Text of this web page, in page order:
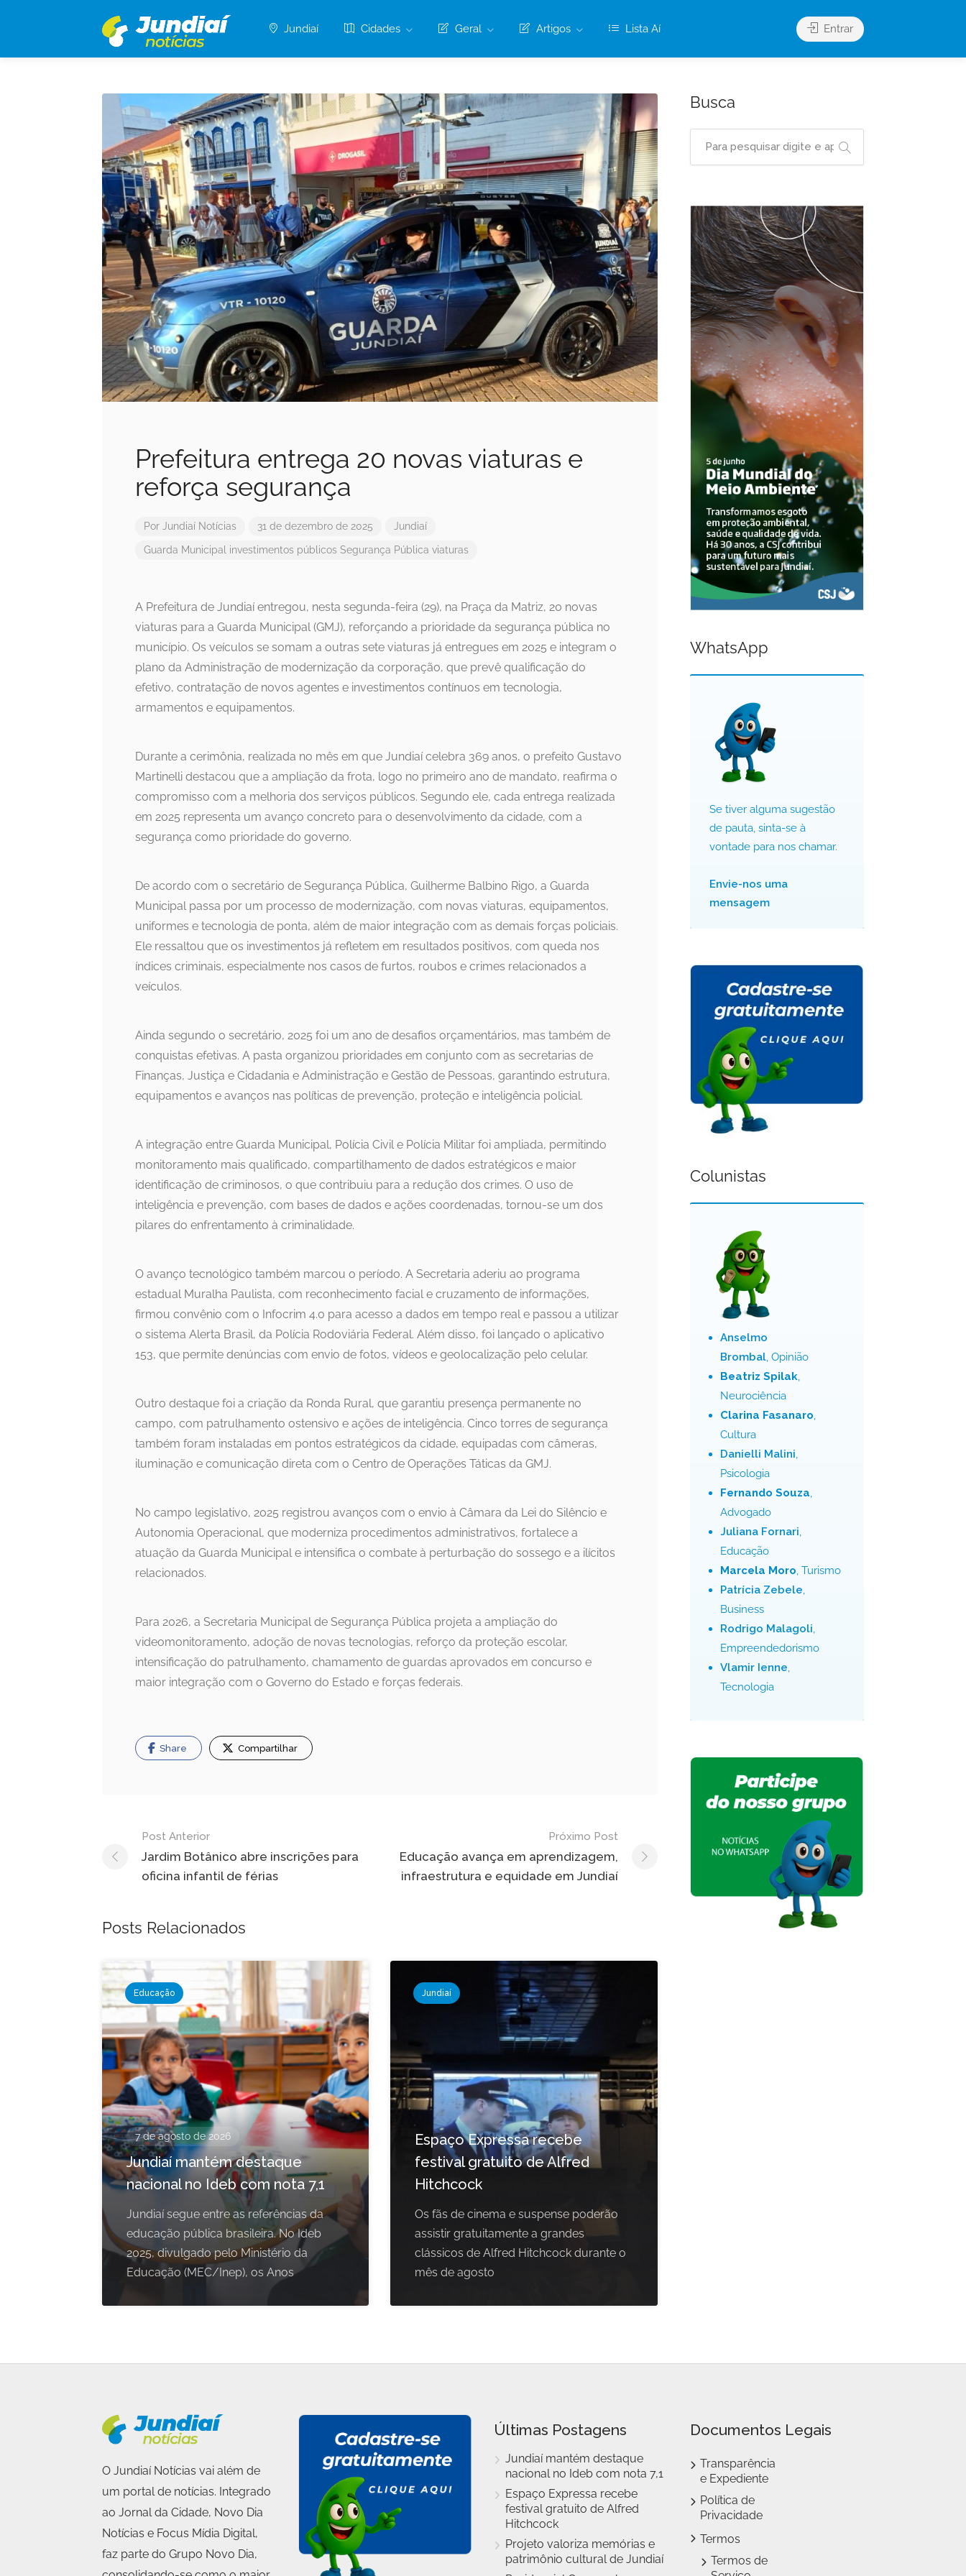
Jundiaí Cidades Geral Artigos Lista Aí Entrar
Prefeitura entrega 20 novas viaturas e
reforça segurança
Por Jundiaí Notícias 31 de dezembro de 2025 Jundiaí
Guarda Municipal investimentos públicos Segurança Pública viaturas
A Prefeitura de Jundiaí entregou, nesta segunda-feira (29), na Praça da Matriz, 20 novas
viaturas para a Guarda Municipal (GMJ), reforçando a prioridade da segurança pública no
município. Os veículos se somam a outras sete viaturas já entregues em 2025 e integram o
plano da Administração de modernização da corporação, que prevê qualificação do
efetivo, contratação de novos agentes e investimentos contínuos em tecnologia,
armamentos e equipamentos.
Durante a cerimônia, realizada no mês em que Jundiaí celebra 369 anos, o prefeito Gustavo
Martinelli destacou que a ampliação da frota, logo no primeiro ano de mandato, reafirma o
compromisso com a melhoria dos serviços públicos. Segundo ele, cada entrega realizada
em 2025 representa um avanço concreto para o desenvolvimento da cidade, com a
segurança como prioridade do governo.
De acordo com o secretário de Segurança Pública, Guilherme Balbino Rigo, a Guarda
Municipal passa por um processo de modernização, com novas viaturas, equipamentos,
uniformes e tecnologia de ponta, além de maior integração com as demais forças policiais.
Ele ressaltou que os investimentos já refletem em resultados positivos, com queda nos
índices criminais, especialmente nos casos de furtos, roubos e crimes relacionados a
veículos.
Ainda segundo o secretário, 2025 foi um ano de desafios orçamentários, mas também de
conquistas efetivas. A pasta organizou prioridades em conjunto com as secretarias de
Finanças, Justiça e Cidadania e Administração e Gestão de Pessoas, garantindo estrutura,
equipamentos e avanços nas políticas de prevenção, proteção e inteligência policial.
A integração entre Guarda Municipal, Polícia Civil e Polícia Militar foi ampliada, permitindo
monitoramento mais qualificado, compartilhamento de dados estratégicos e maior
identificação de criminosos, o que contribuiu para a redução dos crimes. O uso de
inteligência e prevenção, com bases de dados e ações coordenadas, tornou-se um dos
pilares do enfrentamento à criminalidade.
O avanço tecnológico também marcou o período. A Secretaria aderiu ao programa
estadual Muralha Paulista, com reconhecimento facial e cruzamento de informações,
firmou convênio com o Infocrim 4.0 para acesso a dados em tempo real e passou a utilizar
o sistema Alerta Brasil, da Polícia Rodoviária Federal. Além disso, foi lançado o aplicativo
153, que permite denúncias com envio de fotos, vídeos e geolocalização pelo celular.
Outro destaque foi a criação da Ronda Rural, que garantiu presença permanente no
campo, com patrulhamento ostensivo e ações de inteligência. Cinco torres de segurança
também foram instaladas em pontos estratégicos da cidade, equipadas com câmeras,
iluminação e comunicação direta com o Centro de Operações Táticas da GMJ.
No campo legislativo, 2025 registrou avanços com o envio à Câmara da Lei do Silêncio e
Autonomia Operacional, que moderniza procedimentos administrativos, fortalece a
atuação da Guarda Municipal e intensifica o combate à perturbação do sossego e a ilícitos
relacionados.
Para 2026, a Secretaria Municipal de Segurança Pública projeta a ampliação do
videomonitoramento, adoção de novas tecnologias, reforço da proteção escolar,
intensificação do patrulhamento, chamamento de guardas aprovados em concurso e
maior integração com o Governo do Estado e forças federais.
Share Compartilhar
Navegação
de
Post
Post Anterior
Jardim Botânico abre inscrições para
oficina infantil de férias
Próximo Post
Educação avança em aprendizagem,
infraestrutura e equidade em Jundiaí
Posts Relacionados
Educação
7 de agosto de 2026
Jundiaí mantém destaque
nacional no Ideb com nota 7,1
Jundiaí segue entre as referências da
educação pública brasileira. No Ideb
2025, divulgado pelo Ministério da
Educação (MEC/Inep), os Anos
Jundiaí
Espaço Expressa recebe
festival gratuito de Alfred
Hitchcock
Os fãs de cinema e suspense poderão
assistir gratuitamente a grandes
clássicos de Alfred Hitchcock durante o
mês de agosto
Busca
WhatsApp
Se tiver alguma sugestão
de pauta, sinta-se à
vontade para nos chamar.
Envie-nos uma
mensagem
Colunistas
Anselmo
Brombal, Opinião
Beatriz Spilak,
Neurociência
Clarina Fasanaro,
Cultura
Danielli Malini,
Psicologia
Fernando Souza,
Advogado
Juliana Fornari,
Educação
Marcela Moro, Turismo
Patrícia Zebele,
Business
Rodrigo Malagoli,
Empreendedorismo
Vlamir Ienne,
Tecnologia
O Jundiaí Notícias vai além de
um portal de notícias. Integrado
ao Jornal da Cidade, Novo Dia
Notícias e Focus Mídia Digital,
faz parte do Grupo Novo Dia,
Últimas Postagens
Jundiaí mantém destaque
nacional no Ideb com nota 7,1
Espaço Expressa recebe
festival gratuito de Alfred
Hitchcock
Projeto valoriza memórias e
patrimônio cultural de Jundiaí
Documentos Legais
Transparência
e Expediente
Política de
Privacidade
Termos
Termos de